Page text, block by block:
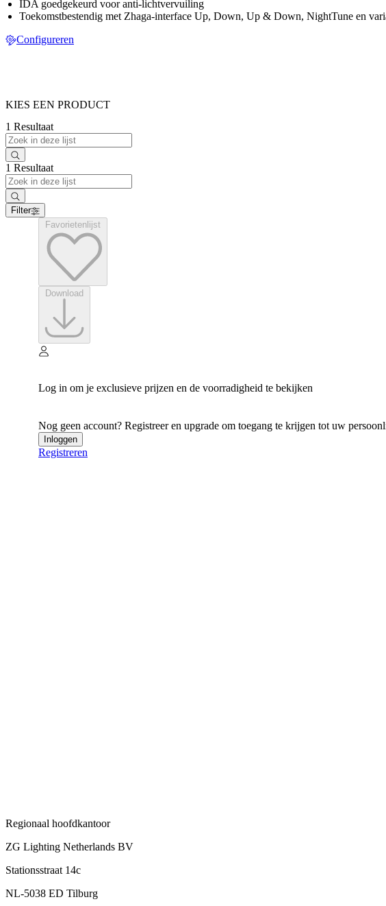
IDA goedgekeurd voor anti-lichtvervuiling
Toekomstbestendig met Zhaga-interface Up, Down, Up & Down, NightTune en
Configureren
KIES EEN PRODUCT
1 Resultaat
1 Resultaat
Filter
Log in om je exclusieve prijzen en de voorradigheid te bekijken
Nog geen account? Registreer en upgrade om toegang te krijgen tot uw
Inloggen
Registreren
Regionaal hoofdkantoor
ZG Lighting Netherlands BV
Stationsstraat 14c
NL-5038 ED Tilburg